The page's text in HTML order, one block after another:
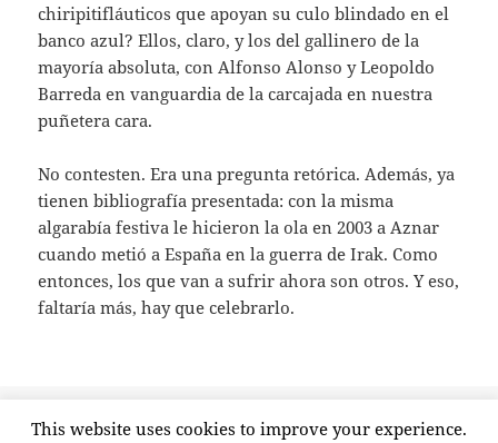
chiripitifláuticos que apoyan su culo blindado en el
banco azul? Ellos, claro, y los del gallinero de la
mayoría absoluta, con Alfonso Alonso y Leopoldo
Barreda en vanguardia de la carcajada en nuestra
puñetera cara.
No contesten. Era una pregunta retórica. Además, ya
tienen bibliografía presentada: con la misma
algarabía festiva le hicieron la ola en 2003 a Aznar
cuando metió a España en la guerra de Irak. Como
entonces, los que van a sufrir ahora son otros. Y eso,
faltaría más, hay que celebrarlo.
el
mariano rajoy, pp,recortes,risas 7 comentariosen Como poco,
This website uses cookies to improve your experience.